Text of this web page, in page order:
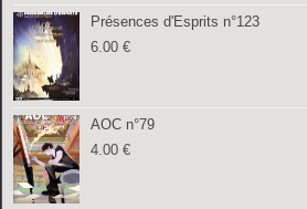
Présences d'Esprits n°123
6.00€
AOC n°79
4.00€